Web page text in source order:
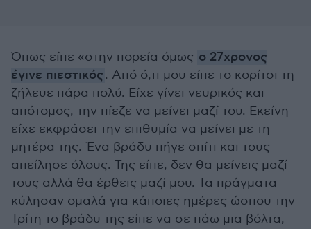
Όπως είπε «στην πορεία όμως ο 27χρονος
έγινε πιεστικός. Από ό,τι μου είπε το κορίτσι τη
ζήλευε πάρα πολύ. Είχε γίνει νευρικός και
απότομος, την πίεζε να μείνει μαζί του. Εκείνη
είχε εκφράσει την επιθυμία να μείνει με τη
μητέρα της. Ένα βράδυ πήγε σπίτι και τους
απείλησε όλους. Της είπε, δεν θα μείνεις μαζί
τους αλλά θα έρθεις μαζί μου. Τα πράγματα
κύλησαν ομαλά για κάποιες ημέρες ώσπου την
Τρίτη το βράδυ της είπε να σε πάω μια βόλτα,